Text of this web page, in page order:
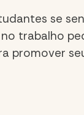
se
trabalho
promover